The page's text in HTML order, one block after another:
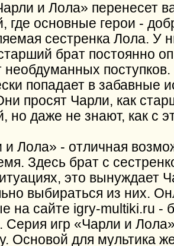
и Лола» перенесет
где основные герои -
сестренка Лола. У
брат постоянно
необдуманных
попадает в забавные
просят Чарли, как
но даже не знают, как с
Лола» - отличная
Здесь брат с
это вынуждает
выбираться из них.
на сайте igry-multiki.ru -
Серия игр «Чарли и
Основой для мультика